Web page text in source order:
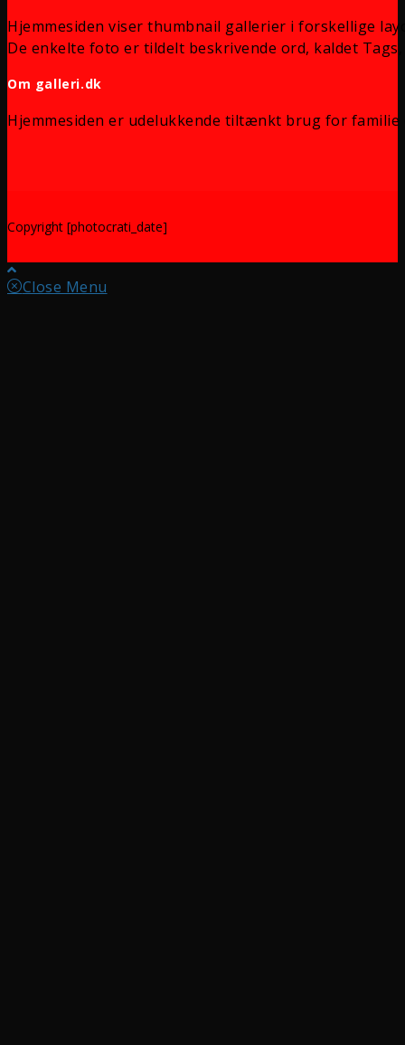
Hjemmesiden viser thumbnail gallerier i forskellige
De enkelte foto er tildelt beskrivende ord, kaldet
Om galleri.dk
Hjemmesiden er udelukkende tiltænkt brug for
Copyright [photocrati_date]
Close Menu